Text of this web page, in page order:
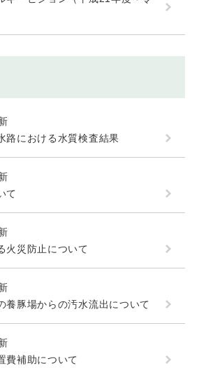
路における水質検査結果
て
火災防止について
養豚場からの汚水流出について
費補助について